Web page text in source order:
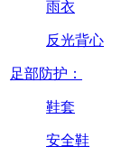
雨衣
反光背心
足部防护：
鞋套
安全鞋